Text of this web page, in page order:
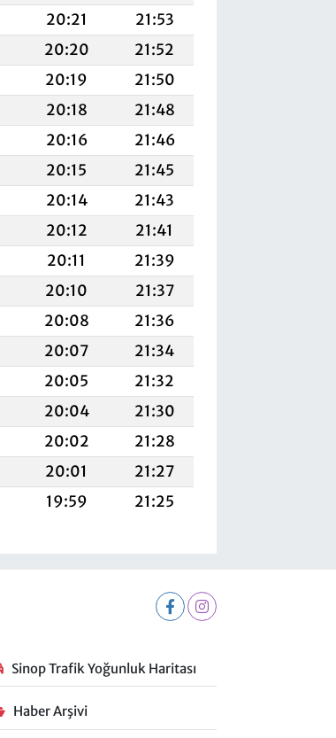
20:21
21:53
20:20
21:52
20:19
21:50
20:18
21:48
20:16
21:46
20:15
21:45
20:14
21:43
20:12
21:41
20:11
21:39
20:10
21:37
20:08
21:36
20:07
21:34
20:05
21:32
20:04
21:30
20:02
21:28
20:01
21:27
19:59 21:25
Sinop Trafik Yoğunluk Haritası
Haber Arşivi